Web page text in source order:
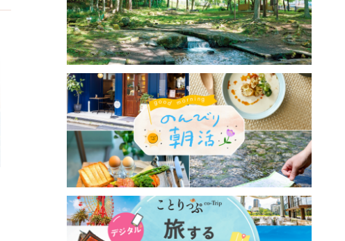
公園ビューから川床テラスまで。
緑に癒される大阪のカフェ5選
2026.08.03